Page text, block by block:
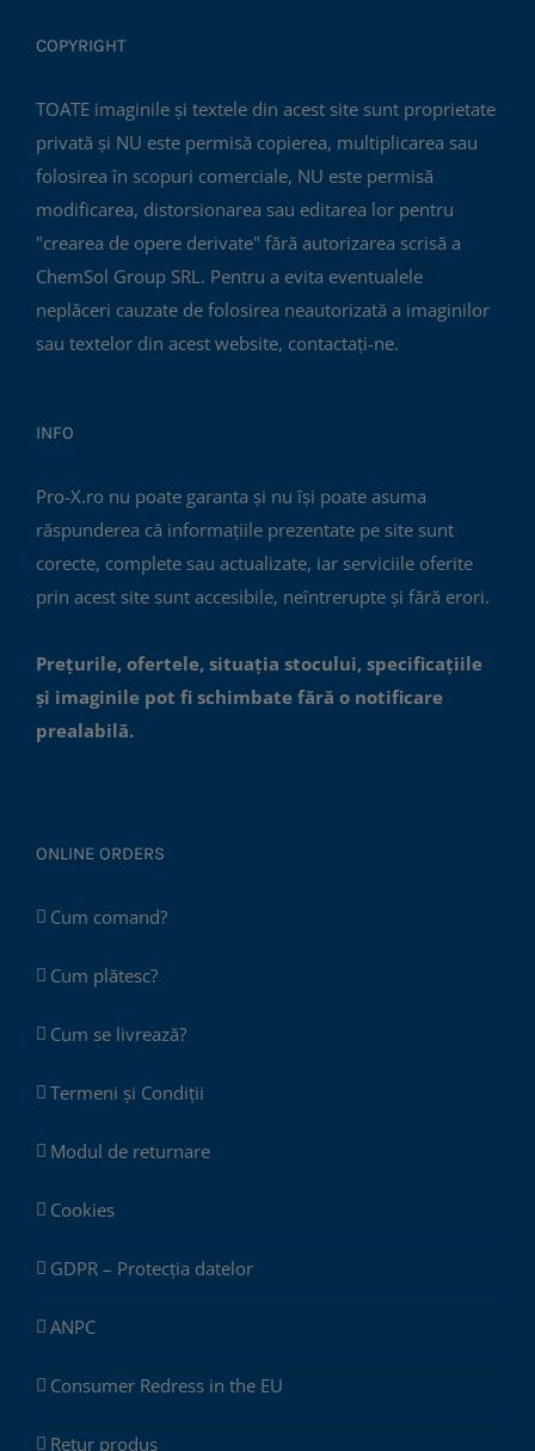
COPYRIGHT
TOATE imaginile și textele din acest site sunt proprietate
privată și NU este permisă copierea, multiplicarea sau
folosirea în scopuri comerciale, NU este permisă
modificarea, distorsionarea sau editarea lor pentru
"crearea de opere derivate" fără autorizarea scrisă a
ChemSol Group SRL. Pentru a evita eventualele
neplăceri cauzate de folosirea neautorizată a imaginilor
sau textelor din acest website, contactați-ne.
INFO
Pro-X.ro nu poate garanta și nu își poate asuma
răspunderea că informațiile prezentate pe site sunt
corecte, complete sau actualizate, iar serviciile oferite
prin acest site sunt accesibile, neîntrerupte și fără erori.
Prețurile, ofertele, situația stocului, specificațiile
și imaginile pot fi schimbate fără o notificare
prealabilă.
ONLINE ORDERS
Cum comand?
Cum plătesc?
Cum se livrează?
Termeni și Condiții
Modul de returnare
Cookies
GDPR – Protecția datelor
ANPC
Consumer Redress in the EU
Retur produs